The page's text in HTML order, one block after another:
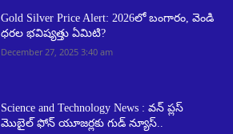
Gold Silver Price Alert: 2026లో బంగారం, వెండి
ధరల భవిష్యత్తు ఏమిటి?
December 27, 2025 3:40 am
Science and Technology News : వన్ ప్లస్
మొబైల్ ఫోన్ యూజర్లకు గుడ్ న్యూస్..